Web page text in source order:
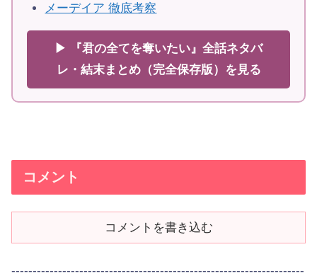
メーデイア 徹底考察
▶ 『君の全てを奪いたい』全話ネタバ
レ・結末まとめ（完全保存版）を見る
コメント
コメントを書き込む
---------------------------------------------------------------------